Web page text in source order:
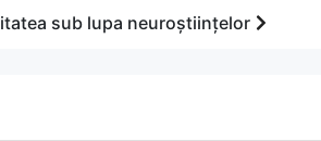
sub lupa neuroștiințelor